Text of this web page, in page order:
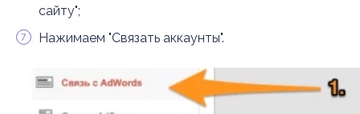
сайту";
Нажимаем "Связать аккаунты".